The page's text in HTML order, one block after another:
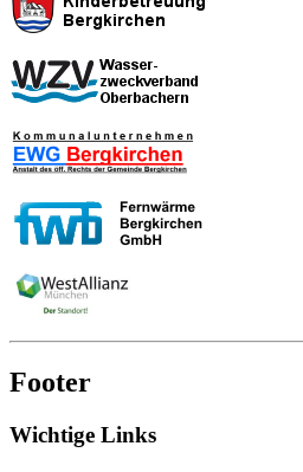
Footer
Wichtige Links